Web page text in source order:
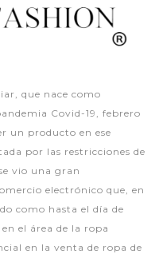
que nace como
Covid-19, febrero
un producto en ese
por las restricciones de
vio una gran
electrónico que, en
como hasta el día de
el área de la ropa
en la venta de ropa de